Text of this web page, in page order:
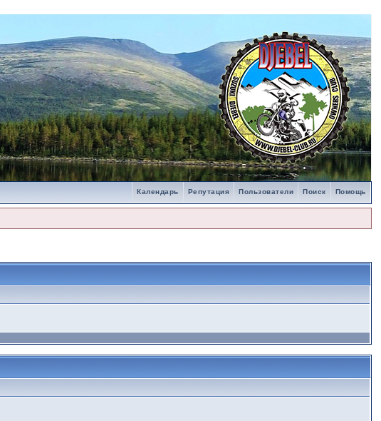
Помощь
Поиск
Пользователи
Репутация
Календарь